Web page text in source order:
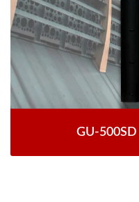
GU-500SD